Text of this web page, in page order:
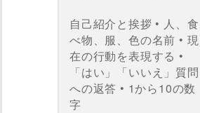
自己紹介と挨拶 • 人、食
べ物、服、色の名前 • 現
在の行動を表現する •
「はい」「いいえ」質問
への返答 • 1から10の数
字